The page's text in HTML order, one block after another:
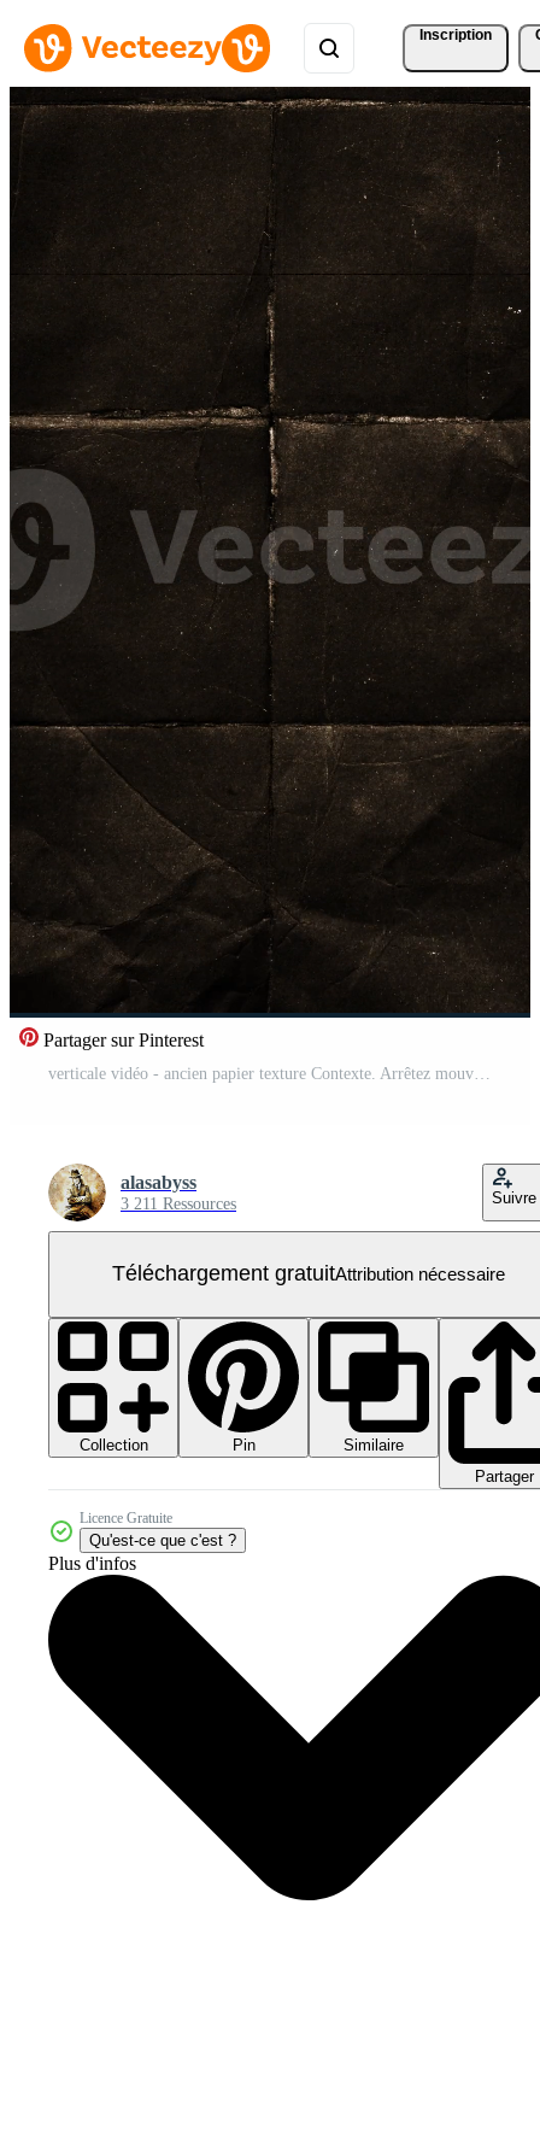
Inscription
Partager sur Pinterest
alasabyss
3 211 Ressources Suivre
Téléchargement gratuitAttribution nécessaire
Collection Pin
Similaire
Partager
Licence Gratuite
Qu'est-ce que c'est ?
Plus d'infos